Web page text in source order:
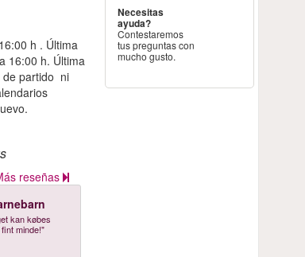
h . Última
16:00 h. Última
de partido ni
reseñas
kan købes
minde!"
Necesitas
ayuda?
Contestaremos
tus preguntas con
mucho gusto.